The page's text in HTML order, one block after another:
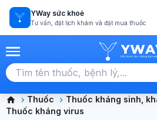
YWay sức khoẻ
Tư vấn, đặt lịch khám và đặt mua thuốc
Chọn tất cả (0)
Thuốc
Thuốc kháng sinh,
Thuốc kháng virus